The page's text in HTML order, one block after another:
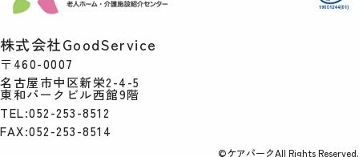
株式会社GoodService
〒460-0007
名古屋市中区新栄2-4-5
東和パークビル西館9階
TEL:052-253-8512
FAX:052-253-8514
©ケアパークAll Rights Reserved.